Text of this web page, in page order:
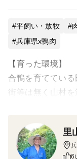
平飼い・放牧
兵庫県x鴨肉
【育った環境】
合鴨を育ててい
街等は無く山村
み蛍が飛び廻り
生産効率より自
90％以上を農薬
里
6